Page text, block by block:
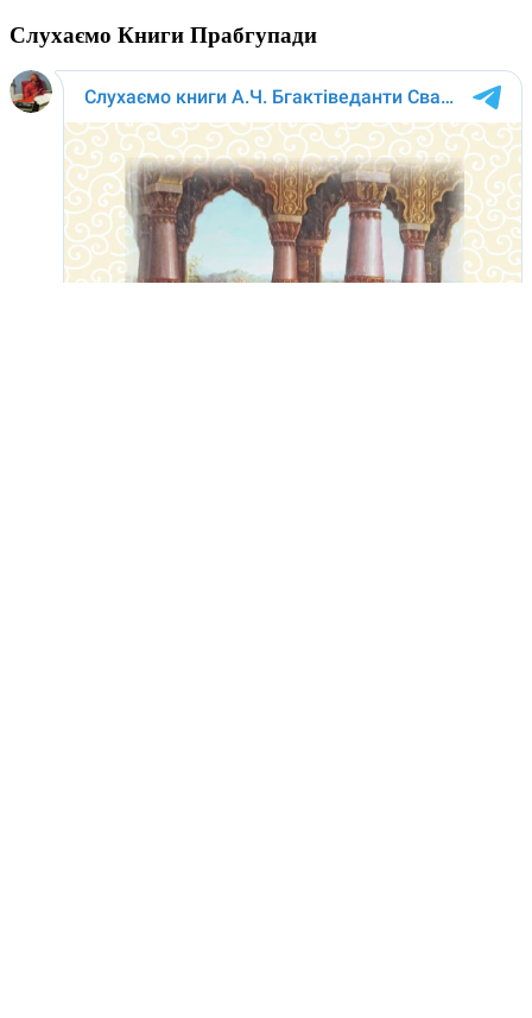
Слухаємо Книги Прабгупади